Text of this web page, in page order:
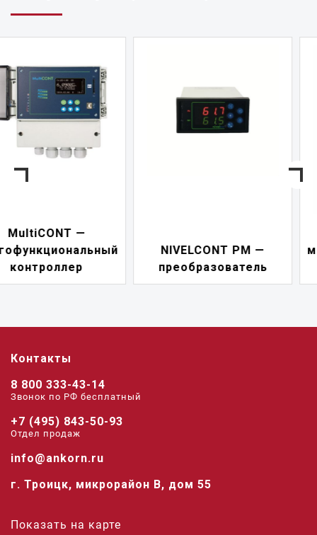
NIVELCONT PM —
преобразователь
переключатель
Контакты
8 800 333-43-14
Звонок по РФ беcплатный
+7 (495) 843-50-93
Отдел продаж
info@ankorn.ru
г. Троицк, микрорайон В, дом 55
Показать на карте